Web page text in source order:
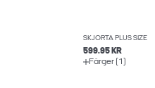
SKJORTA PLUS SIZE
599.95 KR
Färger (1)